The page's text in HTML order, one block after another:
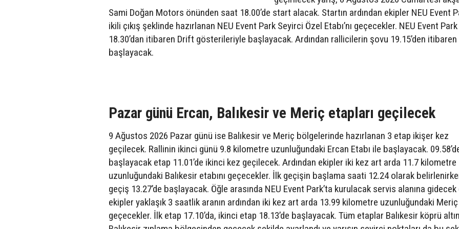
Sami Doğan Motors önünden saat 18.00’de start alacak. Startın ardından ekipler NEU Event
ikili çıkış şeklinde hazırlanan NEU Event Park Seyirci Özel Etabı’nı geçecekler. NEU Event Park
18.30’dan itibaren Drift gösterileriyle başlayacak. Ardından rallicilerin şovu 19.15’den itibaren
başlayacak.
Pazar günü Ercan, Balıkesir ve Meriç etapları geçilecek
9 Ağustos 2026 Pazar günü ise Balıkesir ve Meriç bölgelerinde hazırlanan 3 etap ikişer kez
geçilecek. Rallinin ikinci günü 9.8 kilometre uzunluğundaki Ercan Etabı ile başlayacak.
başlayacak etap 11.01’de ikinci kez geçilecek. Ardından ekipler iki kez art arda 11.7 kilometre
uzunluğundaki Balıkesir etabını geçecekler. İlk geçişin başlama saati 12.24 olarak
geçiş 13.27’de başlayacak. Öğle arasında NEU Event Park’ta kurulacak servis alanına
ekipler yaklaşık 3 saatlik aranın ardından iki kez art arda 13.99 kilometre uzunluğundaki Meriç
geçecekler. İlk etap 17.10’da, ikinci etap 18.13’de başlayacak. Tüm etaplar Balıkesir köprü